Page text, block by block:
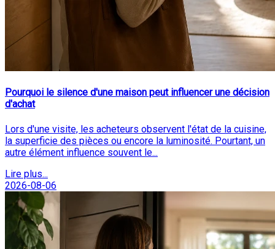
d'achat
Lors d'une visite, les acheteurs observent l'état de la cuisine,
la superficie des pièces ou encore la luminosité. Pourtant, un
autre élément influence souvent le...
Lire plus...
2026-08-06